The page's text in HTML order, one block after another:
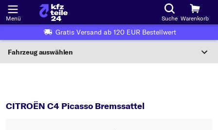
Menü Suche Warenkorb
Gratis Versand ab 120 EUR Bestellwert
Fahrzeug auswählen
Wo finde ich die?
CITROËN C4 Picasso Bremssattel